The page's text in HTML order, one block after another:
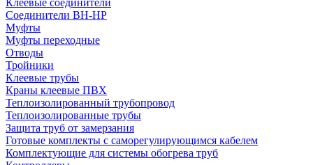
Соединители ВН-НР
Муфты
Муфты переходные
Отводы
Тройники
Клеевые трубы
Краны клеевые ПВХ
Теплоизолированный трубопровод
Теплоизолированные трубы
Защита труб от замерзания
Готовые комплекты с саморегулирующимся кабелем
Комплектующие для системы обогрева труб